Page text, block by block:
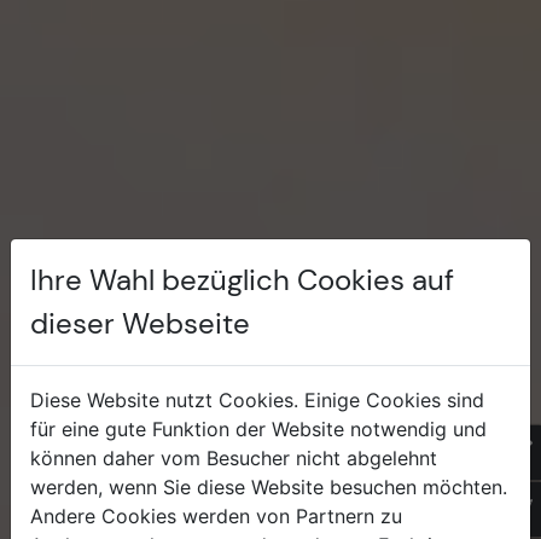
Sonnen +
Insektenschutz
Anfrage
Ihre Wahl bezüglich Cookies auf
dieser Webseite
Diese Website nutzt Cookies. Einige Cookies sind
für eine gute Funktion der Website notwendig und
können daher vom Besucher nicht abgelehnt
werden, wenn Sie diese Website besuchen möchten.
Andere Cookies werden von Partnern zu